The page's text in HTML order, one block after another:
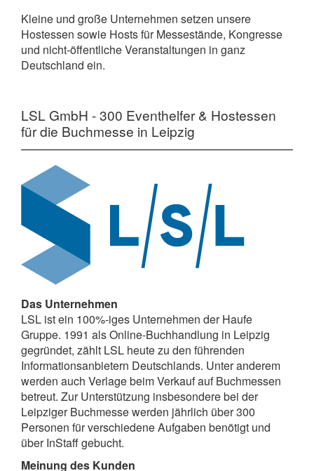
Kleine und große Unternehmen setzen unsere
Hostessen sowie Hosts für Messestände, Kongresse
und nicht-öffentliche Veranstaltungen in ganz
Deutschland ein.
LSL GmbH - 300 Eventhelfer & Hostessen
für die Buchmesse in Leipzig
Das Unternehmen
LSL ist ein 100%-iges Unternehmen der Haufe
Gruppe. 1991 als Online-Buchhandlung in Leipzig
gegründet, zählt LSL heute zu den führenden
Informationsanbietern Deutschlands. Unter anderem
werden auch Verlage beim Verkauf auf Buchmessen
betreut. Zur Unterstützung insbesondere bei der
Leipziger Buchmesse werden jährlich über 300
Personen für verschiedene Aufgaben benötigt und
über InStaff gebucht.
Meinung des Kunden